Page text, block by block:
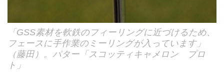
「GSS素材を軟鉄のフィーリングに近づけるため、
フェースに手作業のミーリングが入っています」
（藤田）。パター「スコッティキャメロン プロ
ト」